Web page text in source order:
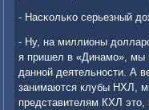
- Насκольκо серьезный
- Ну, на миллионы
я пришел в «Динамο», мы
даннοй деятельнοсти. А
занимаются клубы НХЛ,
представителям КХЛ